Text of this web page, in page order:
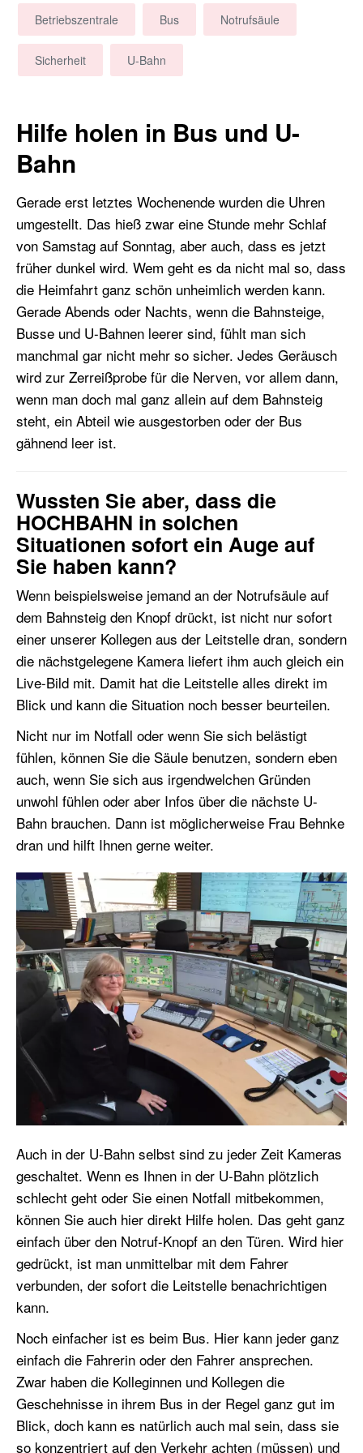
Betriebszentrale Bus Notrufsäule
Sicherheit U-Bahn
Hilfe holen in Bus und U-
Bahn
Gerade erst letztes Wochenende wurden die Uhren
umgestellt. Das hieß zwar eine Stunde mehr Schlaf
von Samstag auf Sonntag, aber auch, dass es jetzt
früher dunkel wird. Wem geht es da nicht mal so, dass
die Heimfahrt ganz schön unheimlich werden kann.
Gerade Abends oder Nachts, wenn die Bahnsteige,
Busse und U-Bahnen leerer sind, fühlt man sich
manchmal gar nicht mehr so sicher. Jedes Geräusch
wird zur Zerreißprobe für die Nerven, vor allem dann,
wenn man doch mal ganz allein auf dem Bahnsteig
steht, ein Abteil wie ausgestorben oder der Bus
gähnend leer ist.
Wussten Sie aber, dass die
HOCHBAHN in solchen
Situationen sofort ein Auge auf
Sie haben kann?
Wenn beispielsweise jemand an der Notrufsäule auf
dem Bahnsteig den Knopf drückt, ist nicht nur sofort
einer unserer Kollegen aus der Leitstelle dran, sondern
die nächstgelegene Kamera liefert ihm auch gleich ein
Live-Bild mit. Damit hat die Leitstelle alles direkt im
Blick und kann die Situation noch besser beurteilen.
Nicht nur im Notfall oder wenn Sie sich belästigt
fühlen, können Sie die Säule benutzen, sondern eben
auch, wenn Sie sich aus irgendwelchen Gründen
unwohl fühlen oder aber Infos über die nächste U-
Bahn brauchen. Dann ist möglicherweise Frau Behnke
dran und hilft Ihnen gerne weiter.
Auch in der U-Bahn selbst sind zu jeder Zeit Kameras
geschaltet. Wenn es Ihnen in der U-Bahn plötzlich
schlecht geht oder Sie einen Notfall mitbekommen,
können Sie auch hier direkt Hilfe holen. Das geht ganz
einfach über den Notruf-Knopf an den Türen. Wird hier
gedrückt, ist man unmittelbar mit dem Fahrer
verbunden, der sofort die Leitstelle benachrichtigen
kann.
Noch einfacher ist es beim Bus. Hier kann jeder ganz
einfach die Fahrerin oder den Fahrer ansprechen.
Zwar haben die Kolleginnen und Kollegen die
Geschehnisse in ihrem Bus in der Regel ganz gut im
Blick, doch kann es natürlich auch mal sein, dass sie
so konzentriert auf den Verkehr achten (müssen) und